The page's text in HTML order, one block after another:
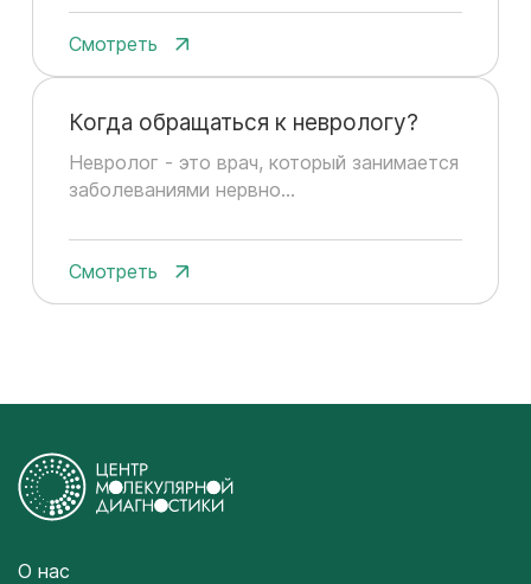
Смотреть
Когда обращаться к неврологу?
Невролог - это врач, который занимается
заболеваниями нервно...
Смотреть
О нас